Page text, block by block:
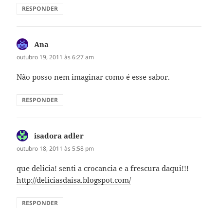
RESPONDER
Ana
outubro 19, 2011 às 6:27 am
Não posso nem imaginar como é esse sabor.
RESPONDER
isadora adler
outubro 18, 2011 às 5:58 pm
que delicia! senti a crocancia e a frescura daqui!!!
http://deliciasdaisa.blogspot.com/
RESPONDER